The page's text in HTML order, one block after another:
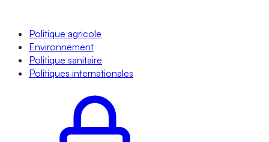
Politique agricole
Environnement
Politique sanitaire
Politiques internationales